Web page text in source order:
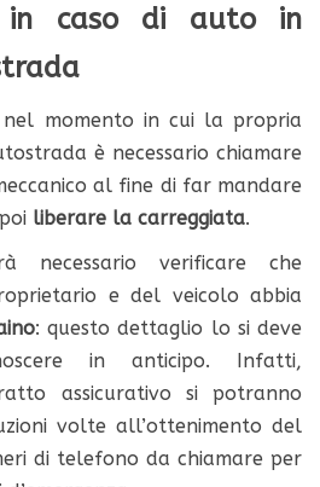
in caso di auto in
nel momento in cui la propria
è necessario chiamare
al fine di far mandare
liberare la carreggiata.
necessario verificare che
e del veicolo abbia
: questo dettaglio lo si deve
in anticipo. Infatti,
assicurativo si potranno
volte all’ottenimento del
di telefono da chiamare per